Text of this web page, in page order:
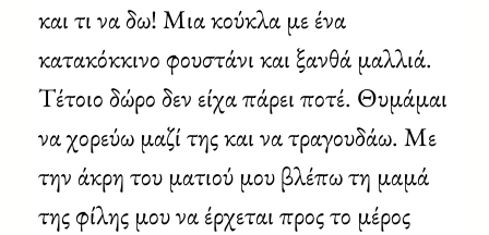
και τι να δω! Μια κούκλα με ένα
κατακόκκινο φουστάνι και ξανθά μαλλιά.
Τέτοιο δώρο δεν είχα πάρει ποτέ. Θυμάμαι
να χορεύω μαζί της και να τραγουδάω. Με
την άκρη του ματιού μου βλέπω τη μαμά
της φίλης μου να έρχεται προς το μέρος